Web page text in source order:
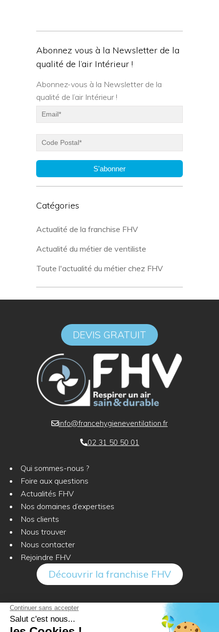
Abonnez vous à la Newsletter de la
qualité de l’air Intérieur !
Abonnez-vous à la Newsletter de la
qualité de l’air Intérieur !
S'abonner
Catégories
Actualité de la franchise FHV
Actualité du métier de ventiliste
Toute l'actualité du métier chez FHV
DEVIS GRATUIT
info@francehygieneventilation.fr
02 31 50 50 01
Qui sommes-nous ?
Foire aux questions
Actualités FHV
Nos domaines d’expertises
Nos clients
Nous trouver
Nous contacter
Rejoindre FHV
Découvrir la franchise FHV
Rejoignez-nous sur :